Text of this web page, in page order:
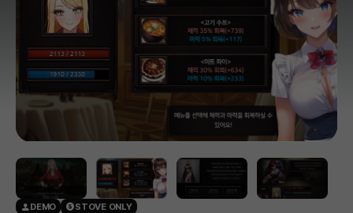
DEMO STOVE ONLY